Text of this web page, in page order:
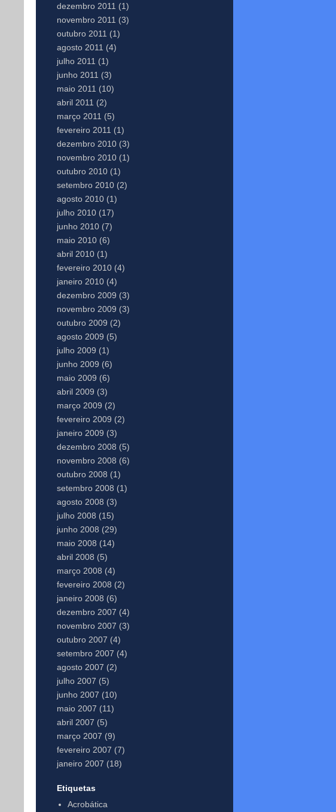
dezembro 2011 (1)
novembro 2011 (3)
outubro 2011 (1)
agosto 2011 (4)
julho 2011 (1)
junho 2011 (3)
maio 2011 (10)
abril 2011 (2)
março 2011 (5)
fevereiro 2011 (1)
dezembro 2010 (3)
novembro 2010 (1)
outubro 2010 (1)
setembro 2010 (2)
agosto 2010 (1)
julho 2010 (17)
junho 2010 (7)
maio 2010 (6)
abril 2010 (1)
fevereiro 2010 (4)
janeiro 2010 (4)
dezembro 2009 (3)
novembro 2009 (3)
outubro 2009 (2)
agosto 2009 (5)
julho 2009 (1)
junho 2009 (6)
maio 2009 (6)
abril 2009 (3)
março 2009 (2)
fevereiro 2009 (2)
janeiro 2009 (3)
dezembro 2008 (5)
novembro 2008 (6)
outubro 2008 (1)
setembro 2008 (1)
agosto 2008 (3)
julho 2008 (15)
junho 2008 (29)
maio 2008 (14)
abril 2008 (5)
março 2008 (4)
fevereiro 2008 (2)
janeiro 2008 (6)
dezembro 2007 (4)
novembro 2007 (3)
outubro 2007 (4)
setembro 2007 (4)
agosto 2007 (2)
julho 2007 (5)
junho 2007 (10)
maio 2007 (11)
abril 2007 (5)
março 2007 (9)
fevereiro 2007 (7)
janeiro 2007 (18)
Etiquetas
Acrobática